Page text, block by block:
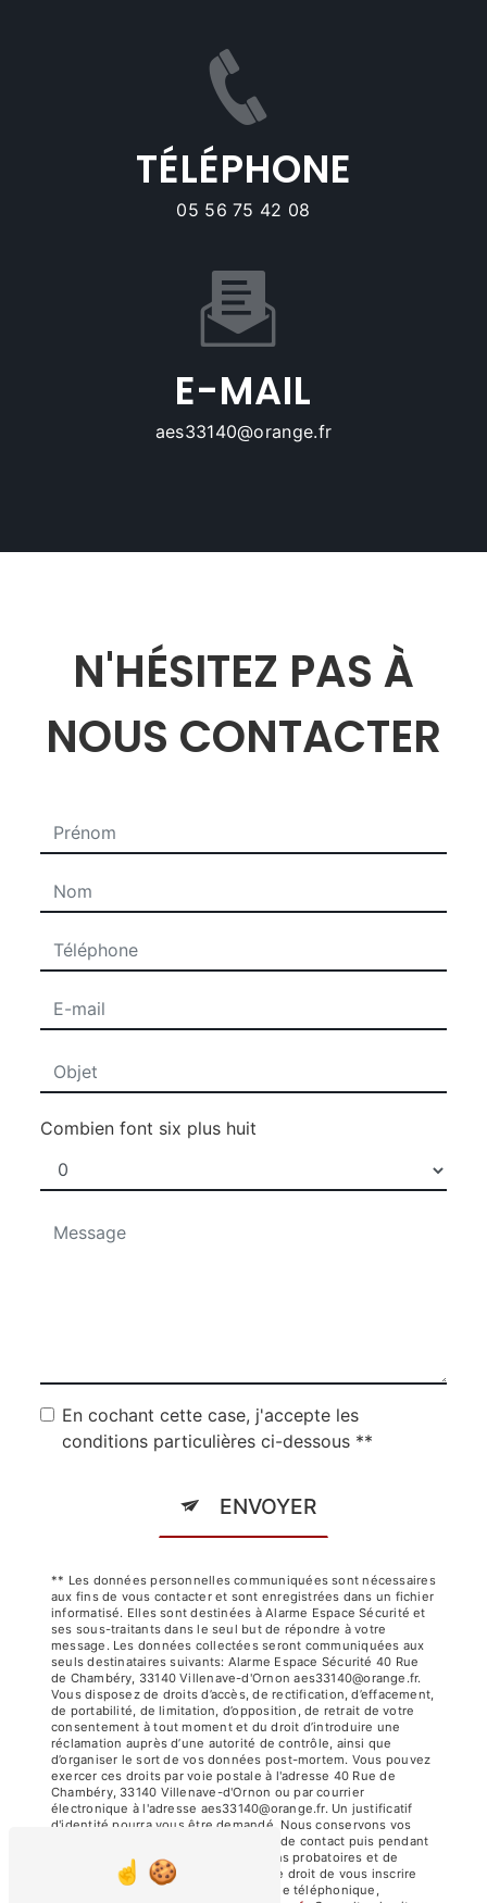
TÉLÉPHONE
05 56 75 42 08
E-MAIL
aes33140@orange.fr
N'HÉSITEZ PAS À
NOUS CONTACTER
Combien font six plus huit
En cochant cette case, j'accepte les
conditions particulières ci-dessous **
ENVOYER
** Les données personnelles communiquées sont nécessaires
aux fins de vous contacter et sont enregistrées dans un fichier
informatisé. Elles sont destinées à Alarme Espace Sécurité et
ses sous-traitants dans le seul but de répondre à votre
message. Les données collectées seront communiquées aux
seuls destinataires suivants: Alarme Espace Sécurité 40 Rue
de Chambéry, 33140 Villenave-d'Ornon aes33140@orange.fr.
Vous disposez de droits d’accès, de rectification, d’effacement,
de portabilité, de limitation, d’opposition, de retrait de votre
consentement à tout moment et du droit d’introduire une
réclamation auprès d’une autorité de contrôle, ainsi que
d’organiser le sort de vos données post-mortem. Vous pouvez
exercer ces droits par voie postale à l'adresse 40 Rue de
Chambéry, 33140 Villenave-d'Ornon ou par courrier
électronique à l'adresse aes33140@orange.fr. Un justificatif
d'identité pourra vous être demandé. Nous conservons vos
données pendant la période de prise de contact puis pendant
la durée de prescription légale aux fins probatoires et de
gestion des contentieux. Vous avez le droit de vous inscrire
sur la liste d'opposition au démarchage téléphonique,